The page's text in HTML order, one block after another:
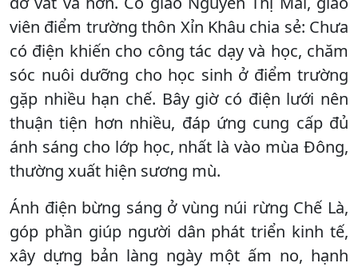
viên điểm trường thôn Xỉn Khâu chia sẻ: Chưa
có điện khiến cho công tác dạy và học, chăm
sóc nuôi dưỡng cho học sinh ở điểm trường
gặp nhiều hạn chế. Bây giờ có điện lưới nên
thuận tiện hơn nhiều, đáp ứng cung cấp đủ
ánh sáng cho lớp học, nhất là vào mùa Đông,
thường xuất hiện sương mù.
Ánh điện bừng sáng ở vùng núi rừng Chế Là,
góp phần giúp người dân phát triển kinh tế,
xây dựng bản làng ngày một ấm no, hạnh